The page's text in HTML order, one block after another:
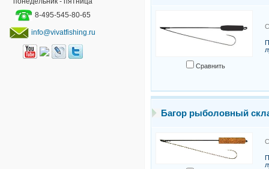
8-495-545-80-65
info@vivatfishing.ru
Сравнить
Багор рыболовный